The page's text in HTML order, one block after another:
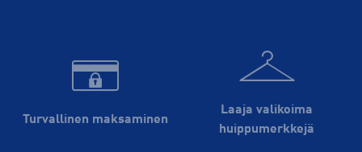
Turvallinen maksaminen
Laaja valikoima
huippu­merkkejä